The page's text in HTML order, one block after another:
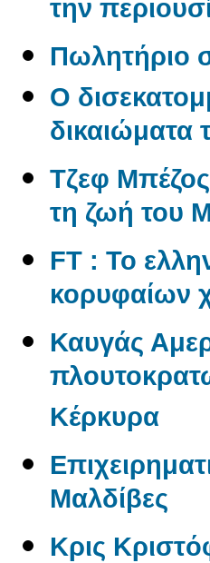
την
Πωλητήριο
O
δικαιώματα
Tζεφ
τη ζωή του
FT : Το
κορυφαίων
Καυγάς
Κέρκυρα
Μαλδίβες
Κρις